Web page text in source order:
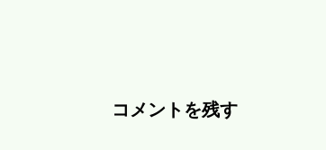
コメントを残す